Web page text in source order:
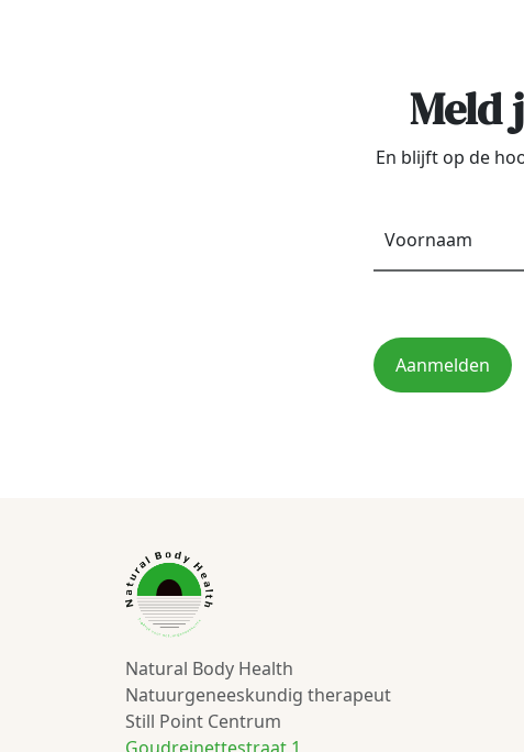
Meld
En blijft op de
Aanmelden
Natural Body Health
Natuurgeneeskundig therapeut
Still Point Centrum